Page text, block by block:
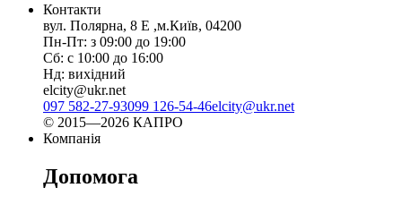
Контакти
вул. Полярна, 8 Е ,м.Київ, 04200
Пн-Пт: з 09:00 до 19:00
Сб: с 10:00 до 16:00
Нд: вихідний
elcity@ukr.net
097 582-27-93099 126-54-46elcity@ukr.net
© 2015—2026 КАПРО
Компанія
Допомога